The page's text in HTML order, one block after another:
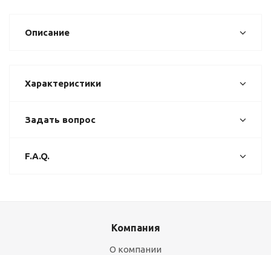
Описание
Характеристики
Задать вопрос
F.A.Q.
Компания
О компании